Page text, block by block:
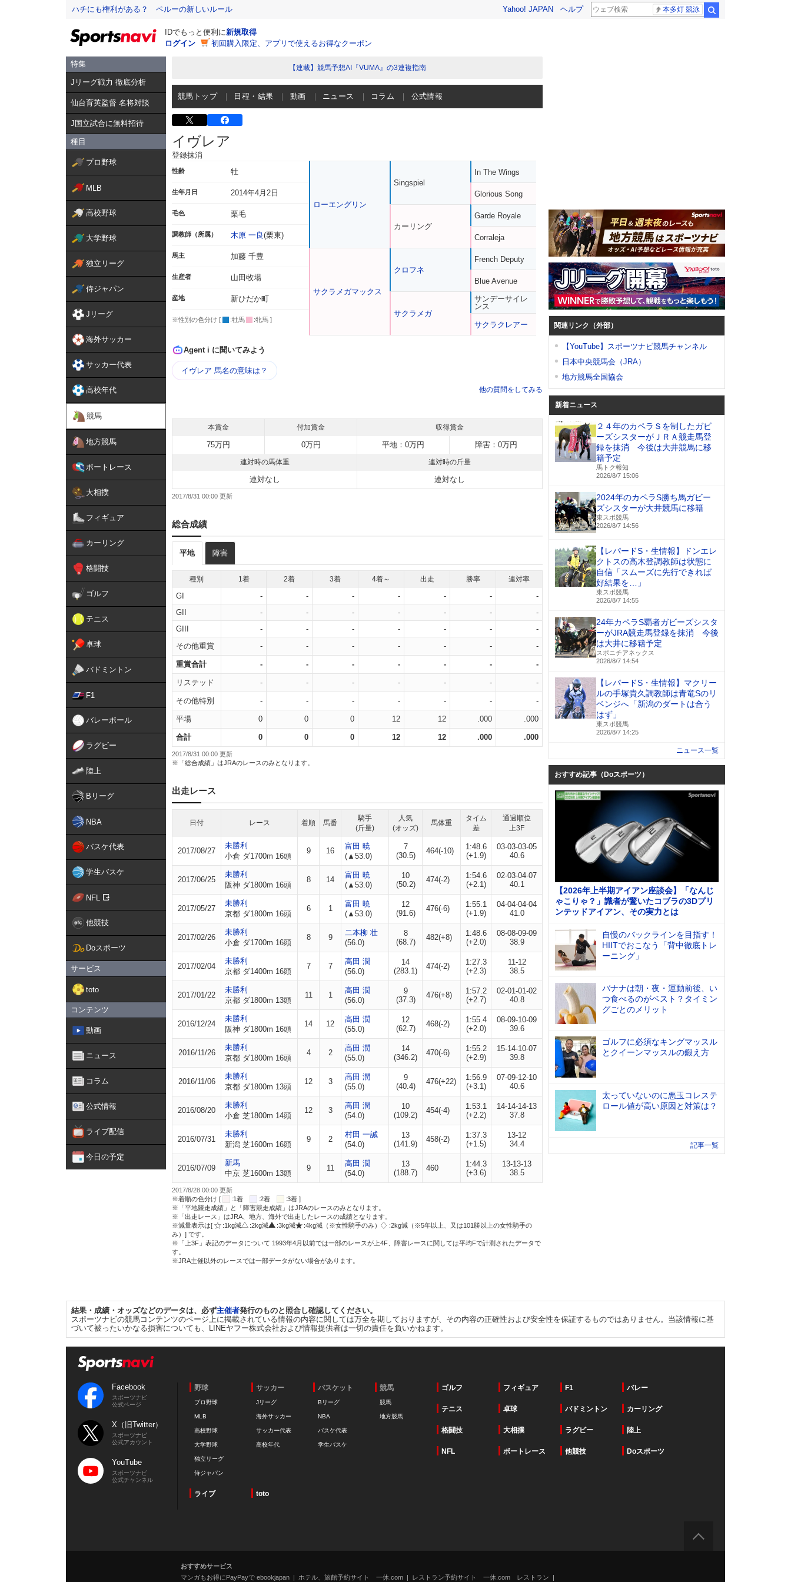
ハチにも権利がある？ ペルーの新しいルール Yahoo! JAPAN ヘルプ 本多灯 競泳
IDでもっと便利に新規取得
ログイン
初回購入限定、アプリで使えるお得なクーポン
特集
Jリーグ戦力 徹底分析
仙台育英監督 名将対談
J国立試合に無料招待
種目
プロ野球
MLB
高校野球
大学野球
独立リーグ
侍ジャパン
Jリーグ
海外サッカー
サッカー代表
高校年代
競馬
地方競馬
ボートレース
大相撲
フィギュア
カーリング
格闘技
ゴルフ
テニス
卓球
バドミントン
F1
バレーボール
ラグビー
陸上
Bリーグ
NBA
バスケ代表
学生バスケ
NFL
他競技
Doスポーツ
サービス
toto
コンテンツ
動画
ニュース
コラム
公式情報
ライブ配信
今日の予定
【連載】競馬予想AI『VUMA』の3連複指南
競馬トップ 日程・結果 動画 ニュース コラム 公式情報
イヴレア
登録抹消
性齢 牡
生年月日 2014年4月2日
毛色 栗毛
調教師（所属） 木原 一良(栗東)
馬主 加藤 千豊
生産者 山田牧場
産地 新ひだか町
※性別の色分け [ :牡馬 :牝馬 ]
ローエングリン
サクラメガマックス
Singspiel
カーリング
クロフネ
サクラメガ
In The Wings
Glorious Song
Garde Royale
Corraleja
French Deputy
Blue Avenue
サンデーサイレ
ンス
サクラクレアー
Agent i に聞いてみよう
イヴレア 馬名の意味は？
他の質問をしてみる
本賞金 付加賞金 収得賞金
75万円 0万円 平地：0万円 障害：0万円
連対時の馬体重 連対時の斤量
連対なし 連対なし
2017/8/31 00:00
総合成績
平地 障害
種別 1着 2着 3着 4着～ 出走 勝率 連対率
GI - - - - - -
-
GII
- - - - - -
-
GIII
- - - - - -
-
その他重賞
- - - - - - -
重賞合計 - - - - - - -
リステッド - - - - - - -
その他特別 - - - - - - -
平場 0 0 0 12 12 .000 .000
合計 0 0 0 12 12 .000 .000
2017/8/31 00:00 更新
※「総合成績」はJRAのレースのみとなります。
出走レース
日付 レース 着順 馬番
騎手
(斤量)
人気
(オッズ)
馬体重
タイム
差
通過順位
上3F
2017/08/27
未勝利
小倉 ダ1700m 16頭
9 16
富田 暁
(▲53.0)
7
(30.5)
464(-10)
1:48.6
(+1.9)
03-03-03-05
40.6
2017/06/25
未勝利
阪神 ダ1800m 16頭
8 14
富田 暁
(▲53.0)
10
(50.2)
474(-2)
1:54.6
(+2.1)
02-03-04-07
40.1
2017/05/27
未勝利
京都 ダ1800m 16頭
6 1
富田 暁
(▲53.0)
12
(91.6)
476(-6)
1:55.1
(+1.9)
04-04-04-04
41.0
2017/02/26
未勝利
小倉 ダ1700m 16頭
8 9
二本柳 壮
(56.0)
8
(68.7)
482(+8)
1:48.6
(+2.0)
08-08-09-09
38.9
2017/02/04
未勝利
京都 ダ1400m 16頭
7 7
高田 潤
(56.0)
14
(283.1)
474(-2)
1:27.3
(+2.3)
11-12
38.5
2017/01/22
未勝利
京都 ダ1800m 13頭
11 1
高田 潤
(56.0)
9
(37.3)
476(+8)
1:57.2
(+2.7)
02-01-01-02
40.8
2016/12/24
未勝利
阪神 ダ1800m 16頭
14 12
高田 潤
(55.0)
12
(62.7)
468(-2)
1:55.4
(+2.0)
08-09-10-09
39.6
2016/11/26
未勝利
京都 ダ1800m 16頭
4 2
高田 潤
(55.0)
14
(346.2)
470(-6)
1:55.2
(+2.9)
15-14-10-07
39.8
2016/11/06
未勝利
京都 ダ1800m 13頭
12 3
高田 潤
(55.0)
9
(40.4)
476(+22)
1:56.9
(+3.1)
07-09-12-10
40.6
2016/08/20
未勝利
小倉 芝1800m 14頭
12 3
高田 潤
(54.0)
10
(109.2)
454(-4)
1:53.1
(+2.2)
14-14-14-13
37.8
2016/07/31
未勝利
新潟 芝1600m 16頭
9 2
村田 一誠
(54.0)
13
(141.9)
458(-2)
1:37.3
(+1.5)
13-12
34.4
2016/07/09
新馬
中京 芝1600m 13頭
9 11
高田 潤
(54.0)
13
(188.7)
460
1:44.3
(+3.6)
13-13-13
38.5
2017/8/28 00:00 更新
※着順の色分け [
:1着 :2着
:3着 ]
※「平地競走成績」と「障害競走成績」はJRAのレースのみとなります。
※「出走レース」はJRA、地方、海外で出走したレースの成績となります。
※減量表示は[
:1kg減 :2kg減 :3kg減 :4kg減（※女性騎手のみ）
:2kg減（※5年以上、又は101勝以上の女性騎手の
み）] です。
※「上3F」表記のデータについて 1993年4月以前では一部のレースが上4F、障害レースに関しては平均Fで計測されたデータで
す。
※JRA主催以外のレースでは一部データがない場合があります。
関連リンク（外部）
【YouTube】スポーツナビ競馬チャンネル
日本中央競馬会（JRA）
地方競馬全国協会
新着ニュース
２４年のカペラＳを制したガビ
ーズシスターがＪＲＡ競走馬登
録を抹消 今後は大井競馬に移
籍予定
馬トク報知
2026/8/7 15:06
2024年のカペラS勝ち馬ガビー
ズシスターが大井競馬に移籍
東スポ競馬
2026/8/7 14:56
【レパードS・生情報】ドンエレ
クトスの高木登調教師は状態に
自信「スムーズに先行できれば
好結果を…」
東スポ競馬
2026/8/7 14:55
24年カペラS覇者ガビーズシスタ
ーがJRA競走馬登録を抹消 今後
は大井に移籍予定
スポニチアネックス
2026/8/7 14:54
【レパードS・生情報】マクリー
ルの手塚貴久調教師は青竜Sのリ
ベンジへ「新潟のダートは合う
はず」
東スポ競馬
2026/8/7 14:25
ニュース一覧
おすすめ記事（Doスポーツ）
【2026年上半期アイアン座談会】「なんじ
ゃこりゃ？」識者が驚いたコブラの3Dプリ
ンテッドアイアン、その実力とは
自慢のバックラインを目指す！
HIITでおこなう「背中徹底トレ
ーニング」
バナナは朝・夜・運動前後、い
つ食べるのがベスト？タイミン
グごとのメリット
ゴルフに必須なキングマッスル
とクイーンマッスルの鍛え方
太っていないのに悪玉コレステ
ロール値が高い原因と対策は？
記事一覧
結果・成績・オッズなどのデータは、必ず主催者発行のものと照合し確認してください。
スポーツナビの競馬コンテンツのページ上に掲載されている情報の内容に関しては万全を期しておりますが、その内容の正確性および安全性を保証するものではありません。当該情報に基
づいて被ったいかなる損害についても、LINEヤフー株式会社および情報提供者は一切の責任を負いかねます。
Facebook
スポーツナビ
公式ページ
X（旧Twitter）
スポーツナビ
公式アカウント
YouTube
スポーツナビ
公式チャンネル
野球
プロ野球
MLB
高校野球
大学野球
独立リーグ
侍ジャパン
サッカー
Jリーグ
海外サッカー
サッカー代表
高校年代
バスケット
Bリーグ
NBA
バスケ代表
学生バスケ
競馬
競馬
地方競馬
ゴルフ フィギュア F1 バレー
テニス 卓球 バドミントン カーリング
格闘技 大相撲 ラグビー 陸上
NFL ボートレース 他競技 Doスポーツ
ライブ toto
おすすめサービス
マンガもお得にPayPayで ebookjapan
ホテル、旅館予約サイト 一休.com レストラン予約サイト 一休.com レストラン